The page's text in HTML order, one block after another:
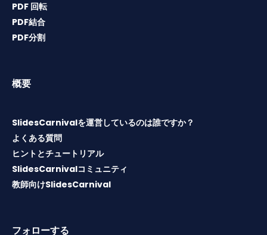
PDF 回転
PDF結合
PDF分割
概要
SlidesCarnivalを運営しているのは誰ですか？
よくある質問
ヒントとチュートリアル
SlidesCarnivalコミュニティ
教師向けSlidesCarnival
フォローする